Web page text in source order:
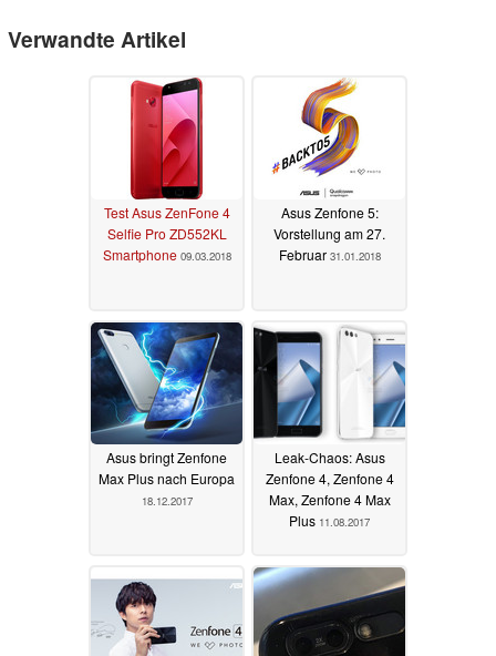
Verwandte Artikel
Test Asus ZenFone 4
Selfie Pro ZD552KL
Smartphone 09.03.2018
Asus Zenfone 5:
Vorstellung am 27.
Februar 31.01.2018
Asus bringt Zenfone
Max Plus nach Europa
18.12.2017
Leak-Chaos: Asus
Zenfone 4, Zenfone 4
Max, Zenfone 4 Max
Plus 11.08.2017